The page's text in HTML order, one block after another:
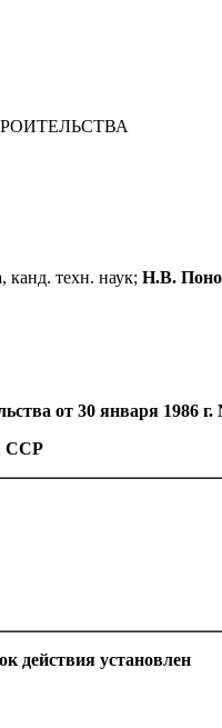
, канд. техн. наук; Н.В.
от 30 января 1986 г.
ССР
действия установлен